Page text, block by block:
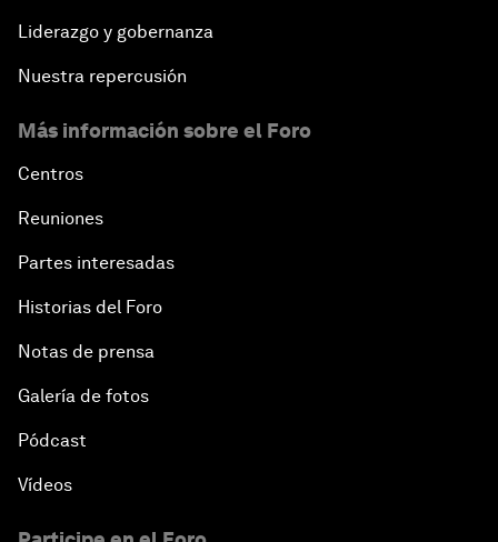
Liderazgo y gobernanza
Nuestra repercusión
Más información sobre el Foro
Centros
Reuniones
Partes interesadas
Historias del Foro
Notas de prensa
Galería de fotos
Pódcast
Vídeos